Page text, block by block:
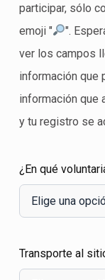
Registro
Colaboradores
participar, sólo
emoji "
".
ver los campos
información que
información que
y tu registro se
¿En qué
Transporte al